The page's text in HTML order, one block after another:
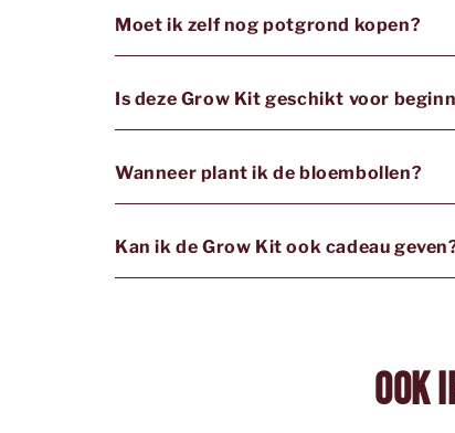
Moet ik zelf nog potgrond kopen?
Is deze Grow Kit geschikt voor
Wanneer plant ik de bloembollen?
Kan ik de Grow Kit ook cadeau
Ook